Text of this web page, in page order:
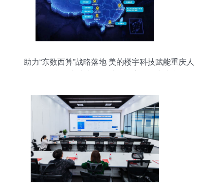
助力“东数西算”战略落地 美的楼宇科技赋能重庆人